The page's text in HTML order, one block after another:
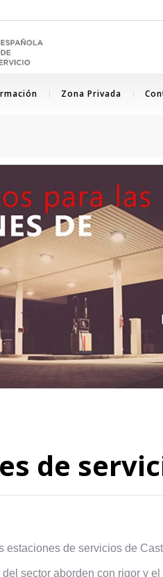
Zona Privada
de
estaciones de servicios de
sector aborden con rigor y